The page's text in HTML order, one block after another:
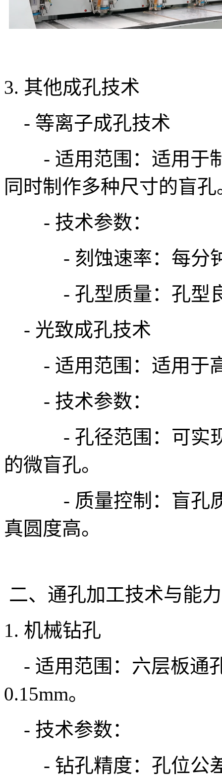
3. 其他成孔技术
- 等离子成孔技术
- 适用范围：适用于制
同时制作多种尺寸的盲孔
- 技术参数：
- 刻蚀速率：每分钟
- 孔型质量：孔型良
- 光致成孔技术
- 适用范围：适用于高
- 技术参数：
- 孔径范围：可实现
的微盲孔。
- 质量控制：盲孔质
真圆度高。
二、通孔加工技术与能力
1. 机械钻孔
- 适用范围：六层板通
0.15mm。
- 技术参数：
- 钻孔精度：孔位公差